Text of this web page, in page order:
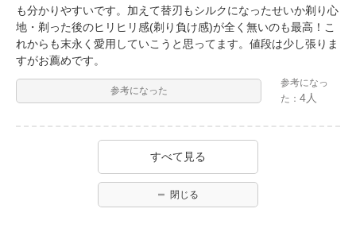
も分かりやすいです。加えて替刃もシルクになったせいか剃り心
地・剃った後のヒリヒリ感(剃り負け感)が全く無いのも最高！こ
れからも末永く愛用していこうと思ってます。値段は少し張りま
すがお薦めです。
参考になった
参考になっ
た：4人
すべて見る
閉じる